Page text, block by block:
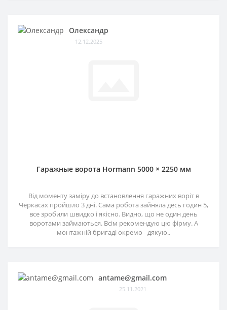
Олександр
12.12.2025
Гаражные ворота Hormann 5000 × 2250 мм
Від моменту заміру до встановлення гаражних воріт в
Черкасах пройшло 3 дні. Сама робота зайняла десь годин 5,
все зробили швидко і якісно. Видно, що не один день
воротами займаються. Всім рекомендую цю фірму. А
монтажній бригаді окремо - дякую..
antame@gmail.com
25.11.2021